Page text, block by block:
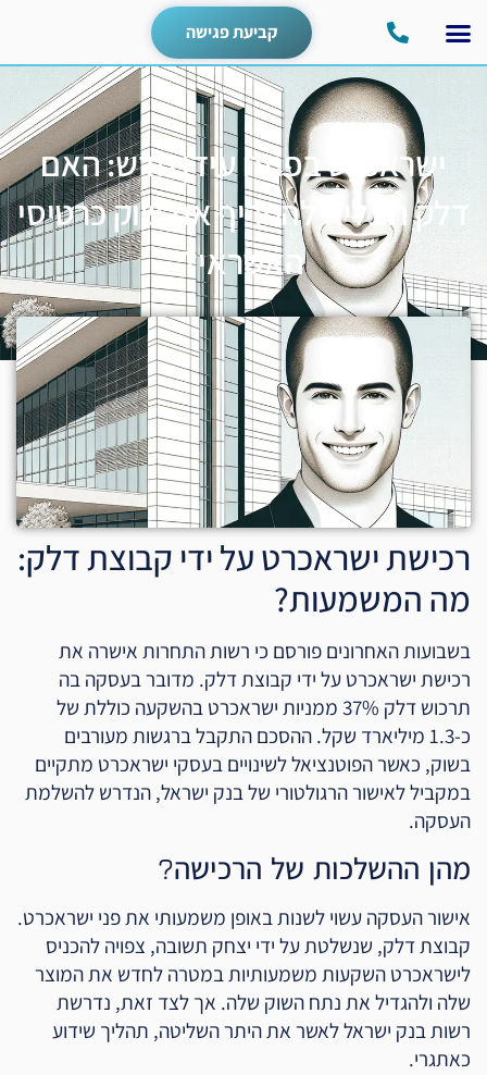
קביעת פגישה
ישראכרט בפתח עידן חדש: האם
דלק תצליח להטריף את שוק כרטיסי
האשראי?
רכישת ישראכרט על ידי קבוצת דלק:
מה המשמעות?
בשבועות האחרונים פורסם כי רשות התחרות אישרה את
רכישת ישראכרט על ידי קבוצת דלק. מדובר בעסקה בה
תרכוש דלק 37% ממניות ישראכרט בהשקעה כוללת של
כ-1.3 מיליארד שקל. ההסכם התקבל ברגשות מעורבים
בשוק, כאשר הפוטנציאל לשינויים בעסקי ישראכרט מתקיים
במקביל לאישור הרגולטורי של בנק ישראל, הנדרש להשלמת
העסקה.
מהן ההשלכות של הרכישה?
אישור העסקה עשוי לשנות באופן משמעותי את פני ישראכרט.
קבוצת דלק, שנשלטת על ידי יצחק תשובה, צפויה להכניס
לישראכרט השקעות משמעותיות במטרה לחדש את המוצר
שלה ולהגדיל את נתח השוק שלה. אך לצד זאת, נדרשת
רשות בנק ישראל לאשר את היתר השליטה, תהליך שידוע
כאתגרי.